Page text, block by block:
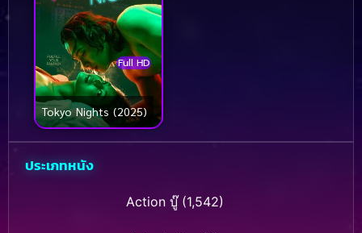
Full HD
Tokyo Nights (2025)
ประเภทหนัง
Action บู๊(1,542)